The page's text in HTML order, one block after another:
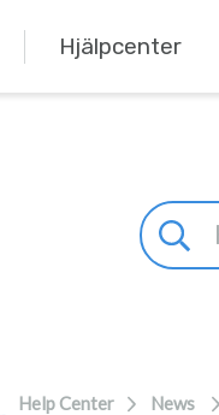
Hjälpcenter
Help Center News